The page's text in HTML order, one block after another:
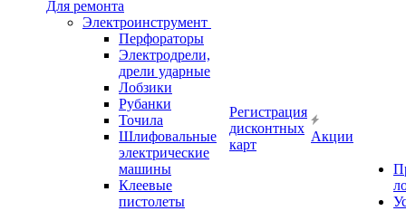
Для ремонта
Электроинструмент
Перфораторы
Электродрели,
дрели ударные
Лобзики
Рубанки
Точила
Шлифовальные
электрические
машины
Клеевые
пистолеты
Регистрация
дисконтных
карт
Акции